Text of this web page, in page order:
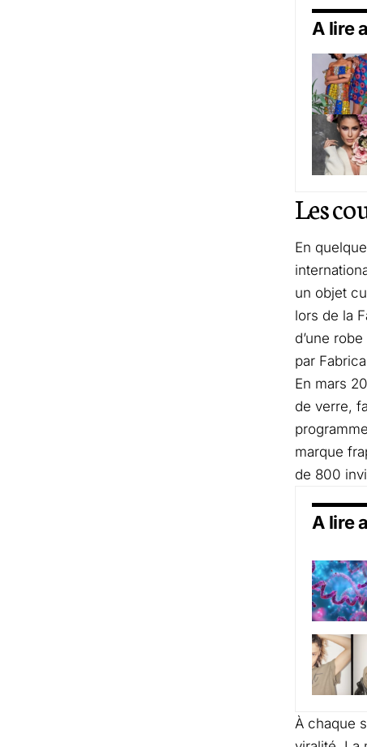
A lire
Les
En
un objet
lors de la
d’une
par
En mars
de verre,
marque
de 800
A lire
À chaque